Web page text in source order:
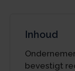
Inhoud
bevestigt